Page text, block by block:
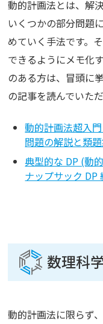
動的計画法とは、解
いくつかの部分問題
めていく手法です。
できるようにメモ化
のある方は、冒頭に
の記事を読んでいた
動的計画法超入
問題の解説と類
典型的な DP (動
ナップサック DP
数理科
動的計画法に限らず